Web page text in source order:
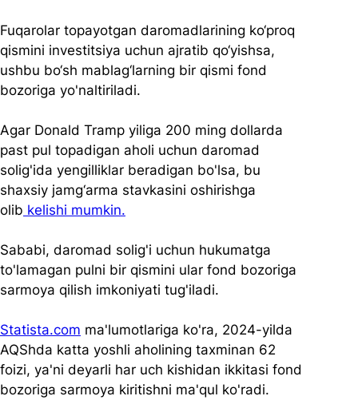
Fuqarolar topayotgan daromadlarining ko‘proq
qismini investitsiya uchun ajratib qo‘yishsa,
ushbu bo‘sh mablag‘larning bir qismi fond
bozoriga yo'naltiriladi.
Agar Donald Tramp yiliga 200 ming dollarda
past pul topadigan aholi uchun daromad
solig'ida yengilliklar beradigan bo'lsa, bu
shaxsiy jamg‘arma stavkasini oshirishga
olib kelishi mumkin.
Sababi, daromad solig'i uchun hukumatga
to'lamagan pulni bir qismini ular fond bozoriga
sarmoya qilish imkoniyati tug'iladi.
Statista.com ma'lumotlariga ko'ra, 2024-yilda
AQShda katta yoshli aholining taxminan 62
foizi, ya'ni deyarli har uch kishidan ikkitasi fond
bozoriga sarmoya kiritishni ma'qul ko'radi.